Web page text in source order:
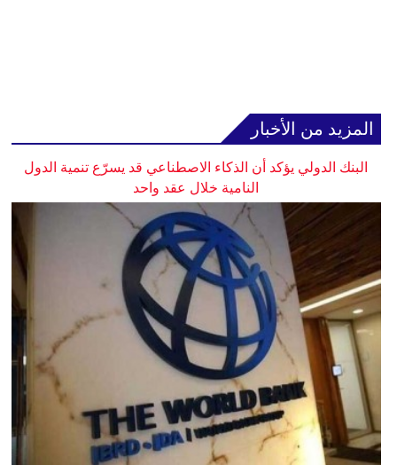
المزيد من الأخبار
البنك الدولي يؤكد أن الذكاء الاصطناعي قد يسرّع تنمية الدول
النامية خلال عقد واحد